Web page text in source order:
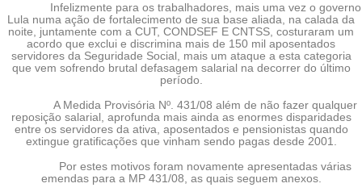
Infelizmente para os trabalhadores, mais uma vez o governo
Lula numa ação de fortalecimento de sua base aliada, na calada da
noite, juntamente com a CUT, CONDSEF E CNTSS, costuraram um
acordo que exclui e discrimina mais de 150 mil aposentados
servidores da Seguridade Social, mais um ataque a esta categoria
que vem sofrendo brutal defasagem salarial na decorrer do último
período.
A Medida Provisória Nº. 431/08 além de não fazer qualquer
reposição salarial, aprofunda mais ainda as enormes disparidades
entre os servidores da ativa, aposentados e pensionistas quando
extingue gratificações que vinham sendo pagas desde 2001.
Por estes motivos foram novamente apresentadas várias
emendas para a MP 431/08, as quais seguem anexos.